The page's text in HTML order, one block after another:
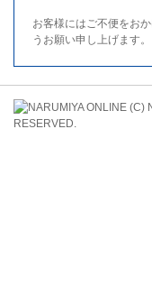
お客様にはご不便をお
うお願い申し上げます。